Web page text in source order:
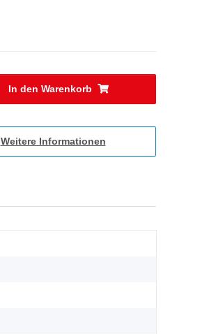
In den Warenkorb
Weitere Informationen